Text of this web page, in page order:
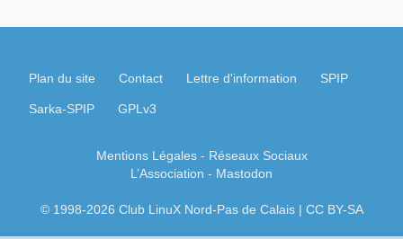
Plan du site Contact Lettre d'information SPIP
Sarka-SPIP GPLv3
Mentions Légales- Réseaux Sociaux
L’Association - Mastodon
© 1998-2026 Club LinuX Nord-Pas de Calais | CC BY-SA